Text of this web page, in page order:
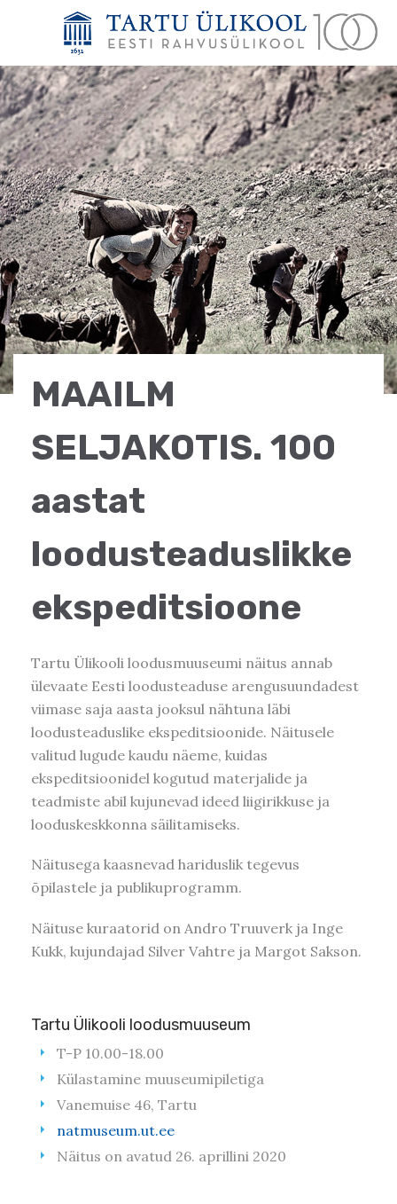
MAAILM
SELJAKOTIS. 100
aastat
loodusteaduslikke
ekspeditsioone
Tartu Ülikooli loodusmuuseumi näitus annab
ülevaate Eesti loodusteaduse arengusuundadest
viimase saja aasta jooksul nähtuna läbi
loodusteaduslike ekspeditsioonide. Näitusele
valitud lugude kaudu näeme, kuidas
ekspeditsioonidel kogutud materjalide ja
teadmiste abil kujunevad ideed liigirikkuse ja
looduskeskkonna säilitamiseks.
Näitusega kaasnevad hariduslik tegevus
õpilastele ja publikuprogramm.
Näituse kuraatorid on Andro Truuverk ja Inge
Kukk, kujundajad Silver Vahtre ja Margot Sakson.
Tartu Ülikooli loodusmuuseum
T-P 10.00-18.00
Külastamine muuseumipiletiga
Vanemuise 46, Tartu
natmuseum.ut.ee
Näitus on avatud 26. aprillini 2020